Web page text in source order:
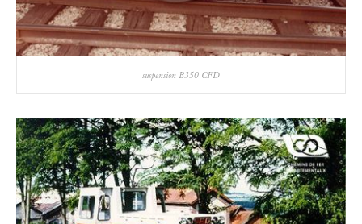
suspension B350 CFD